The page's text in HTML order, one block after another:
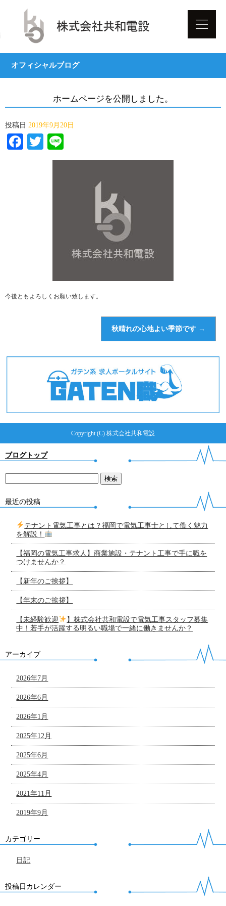
オフィシャルブログ
ホームページを公開しました。
投稿日 2019年9月20日
Facebook
Twitter
今後ともよろしくお願い致します。
秋晴れの心地よい季節です →
Copyright (C) 株式会社共和電設
ブログトップ
最近の投稿
テナント電気工事とは？福岡で電気工事士として働く魅力
を解説！
【福岡の電気工事求人】商業施設・テナント工事で手に職を
つけませんか？
【新年のご挨拶】
【年末のご挨拶】
【未経験歓迎
】株式会社共和電設で電気工事スタッフ募集
中！若手が活躍する明るい職場で一緒に働きませんか？
アーカイブ
2026年7月
2026年6月
2026年1月
2025年12月
2025年6月
2025年4月
2021年11月
2019年9月
カテゴリー
日記
投稿日カレンダー